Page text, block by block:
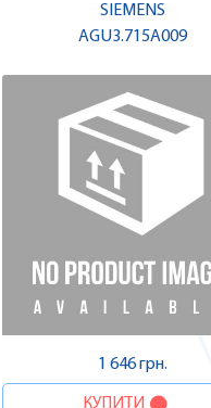
SIEMENS
AGU3.715A009
1 646 грн.
КУПИТИ